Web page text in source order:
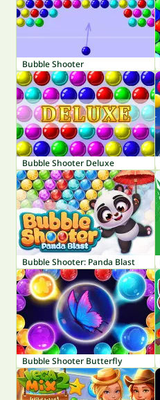
Bubble Shooter
Bubble Shooter Deluxe
Bubble Shooter: Panda Blast
Bubble Shooter Butterfly